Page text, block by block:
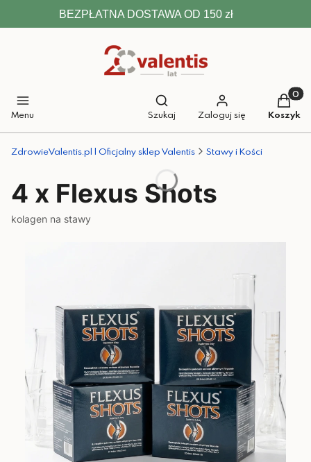
BEZPŁATNA DOSTAWA OD 150 zł
Menu
Otwórz wyszukiwarkę
Szukaj Zaloguj się Koszyk
ZdrowieValentis.pl | Oficjalny sklep Valentis Stawy i Kości
4 x Flexus Shots
kolagen na stawy